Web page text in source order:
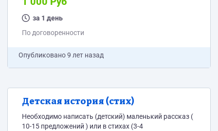
за 1 день
По договоренности
Опубликовано9 лет назад
Детская история (стих)
Необходимо написать (детский) маленький рассказ (
10-15 предложений ) или в стихах (3-4